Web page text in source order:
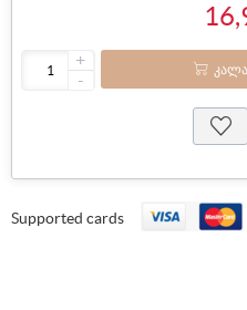
+
-
Supported cards